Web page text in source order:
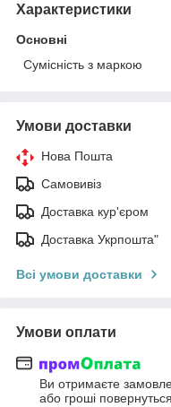
Характеристики
Основні
Сумісність з маркою
Умови доставки
Нова Пошта
Самовивіз
Доставка кур'єром
Доставка Укрпошта"
Всі умови доставки
Умови оплати
Ви отримаєте
або гроші